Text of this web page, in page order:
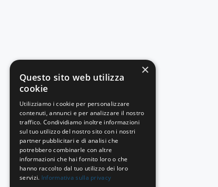
×
Questo sito web utilizza
cookie
Utilizziamo i cookie per personalizzare
contenuti, annunci e per analizzare il nostro
traffico. Condividiamo inoltre informazioni
sul tuo utilizzo del nostro sito con i nostri
partner pubblicitari e di analisi che
potrebbero combinarle con altre
informazioni che hai fornito loro o che
hanno raccolto dal tuo utilizzo dei loro
servizi. Informativa sulla privacy